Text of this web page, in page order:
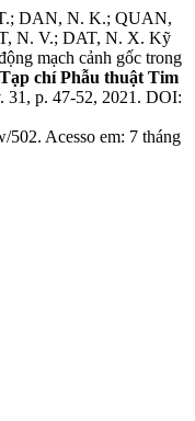
DAN, N. K.; QUAN,
N. V.; DAT, N. X. Kỹ
mạch cảnh gốc trong
Tạp chí Phẫu thuật Tim
31, p. 47-52, 2021. DOI:
502. Acesso em: 7 tháng